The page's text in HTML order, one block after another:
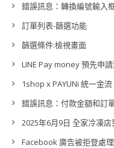
錯誤訊息：轉換編號輸入
訂單列表-篩選功能
篩選條件:檢視畫面
LINE Pay money 預先申
1shop x PAYUNi 統一金流
錯誤訊息：付款金額和訂
2025年6月9日 全家冷凍
Facebook 廣告被拒登處